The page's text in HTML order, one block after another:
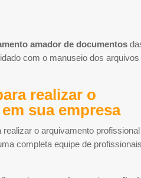
amador de documentos
com o manuseio dos arquivos
realizar o
sua empresa
o arquivamento
completa equipe de